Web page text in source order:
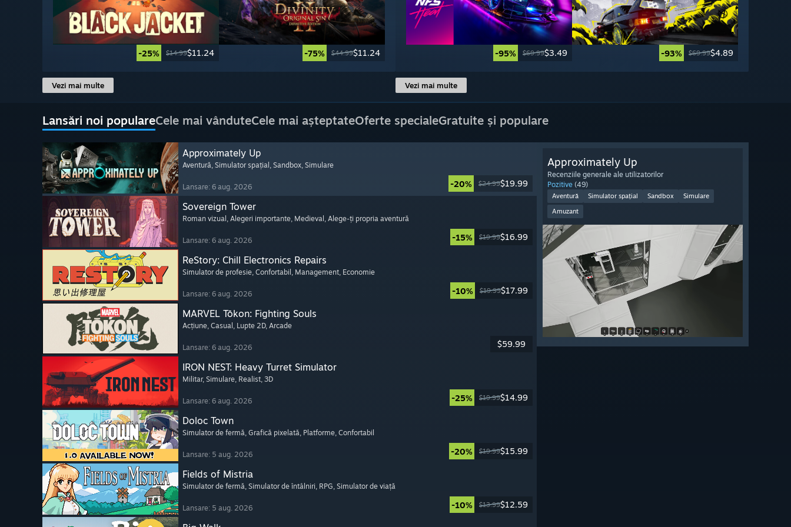
-25% $14.99$11.24 -75% $44.99$11.24
Vezi mai multe
-95% $69.99$3.49 -93% $69.99$4.89
Vezi mai multe
Lansări noi populareCele mai vânduteCele mai așteptateOferte specialeGratuite și populare
Approximately Up
Aventură, Simulator spațial , Sandbox, Simulare
Lansare: 6 aug. 2026 -20% $24.99$19.99
Sovereign Tower
Roman vizual , Alegeri importante, Medieval , Alege-ți propria aventură
Lansare: 6 aug. 2026 -15% $19.99$16.99
ReStory: Chill Electronics Repairs
Simulator de profesie, Confortabil , Management, Economie
Lansare: 6 aug. 2026 -10% $19.99$17.99
MARVEL Tōkon: Fighting Souls
Acțiune, Casual , Lupte 2D, Arcade
Lansare: 6 aug. 2026 $59.99
IRON NEST: Heavy Turret Simulator
Militar, Simulare, Realist, 3D
Lansare: 6 aug. 2026 -25% $19.99$14.99
Doloc Town
Simulator de fermă, Grafică pixelată, Platforme, Confortabil
Lansare: 5 aug. 2026 -20% $19.99$15.99
Fields of Mistria
Simulator de fermă, Simulator de întâlniri, RPG, Simulator de viață
Lansare: 5 aug. 2026 -10% $13.99$12.59
Approximately Up
Recenziile generale ale utilizatorilor
Pozitive (49)
Aventură Simulator spațial Sandbox
Simulare
Amuzant